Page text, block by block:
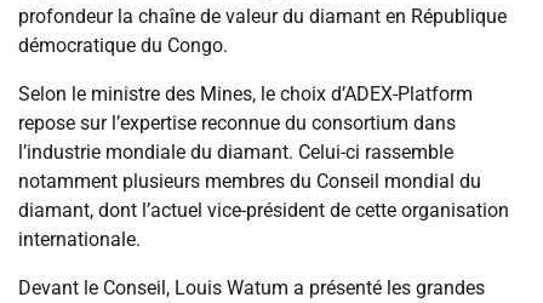
profondeur la chaîne de valeur du diamant en République
démocratique du Congo.
Selon le ministre des Mines, le choix d’ADEX-Platform
repose sur l’expertise reconnue du consortium dans
l’industrie mondiale du diamant. Celui-ci rassemble
notamment plusieurs membres du Conseil mondial du
diamant, dont l’actuel vice-président de cette organisation
internationale.
Devant le Conseil, Louis Watum a présenté les grandes